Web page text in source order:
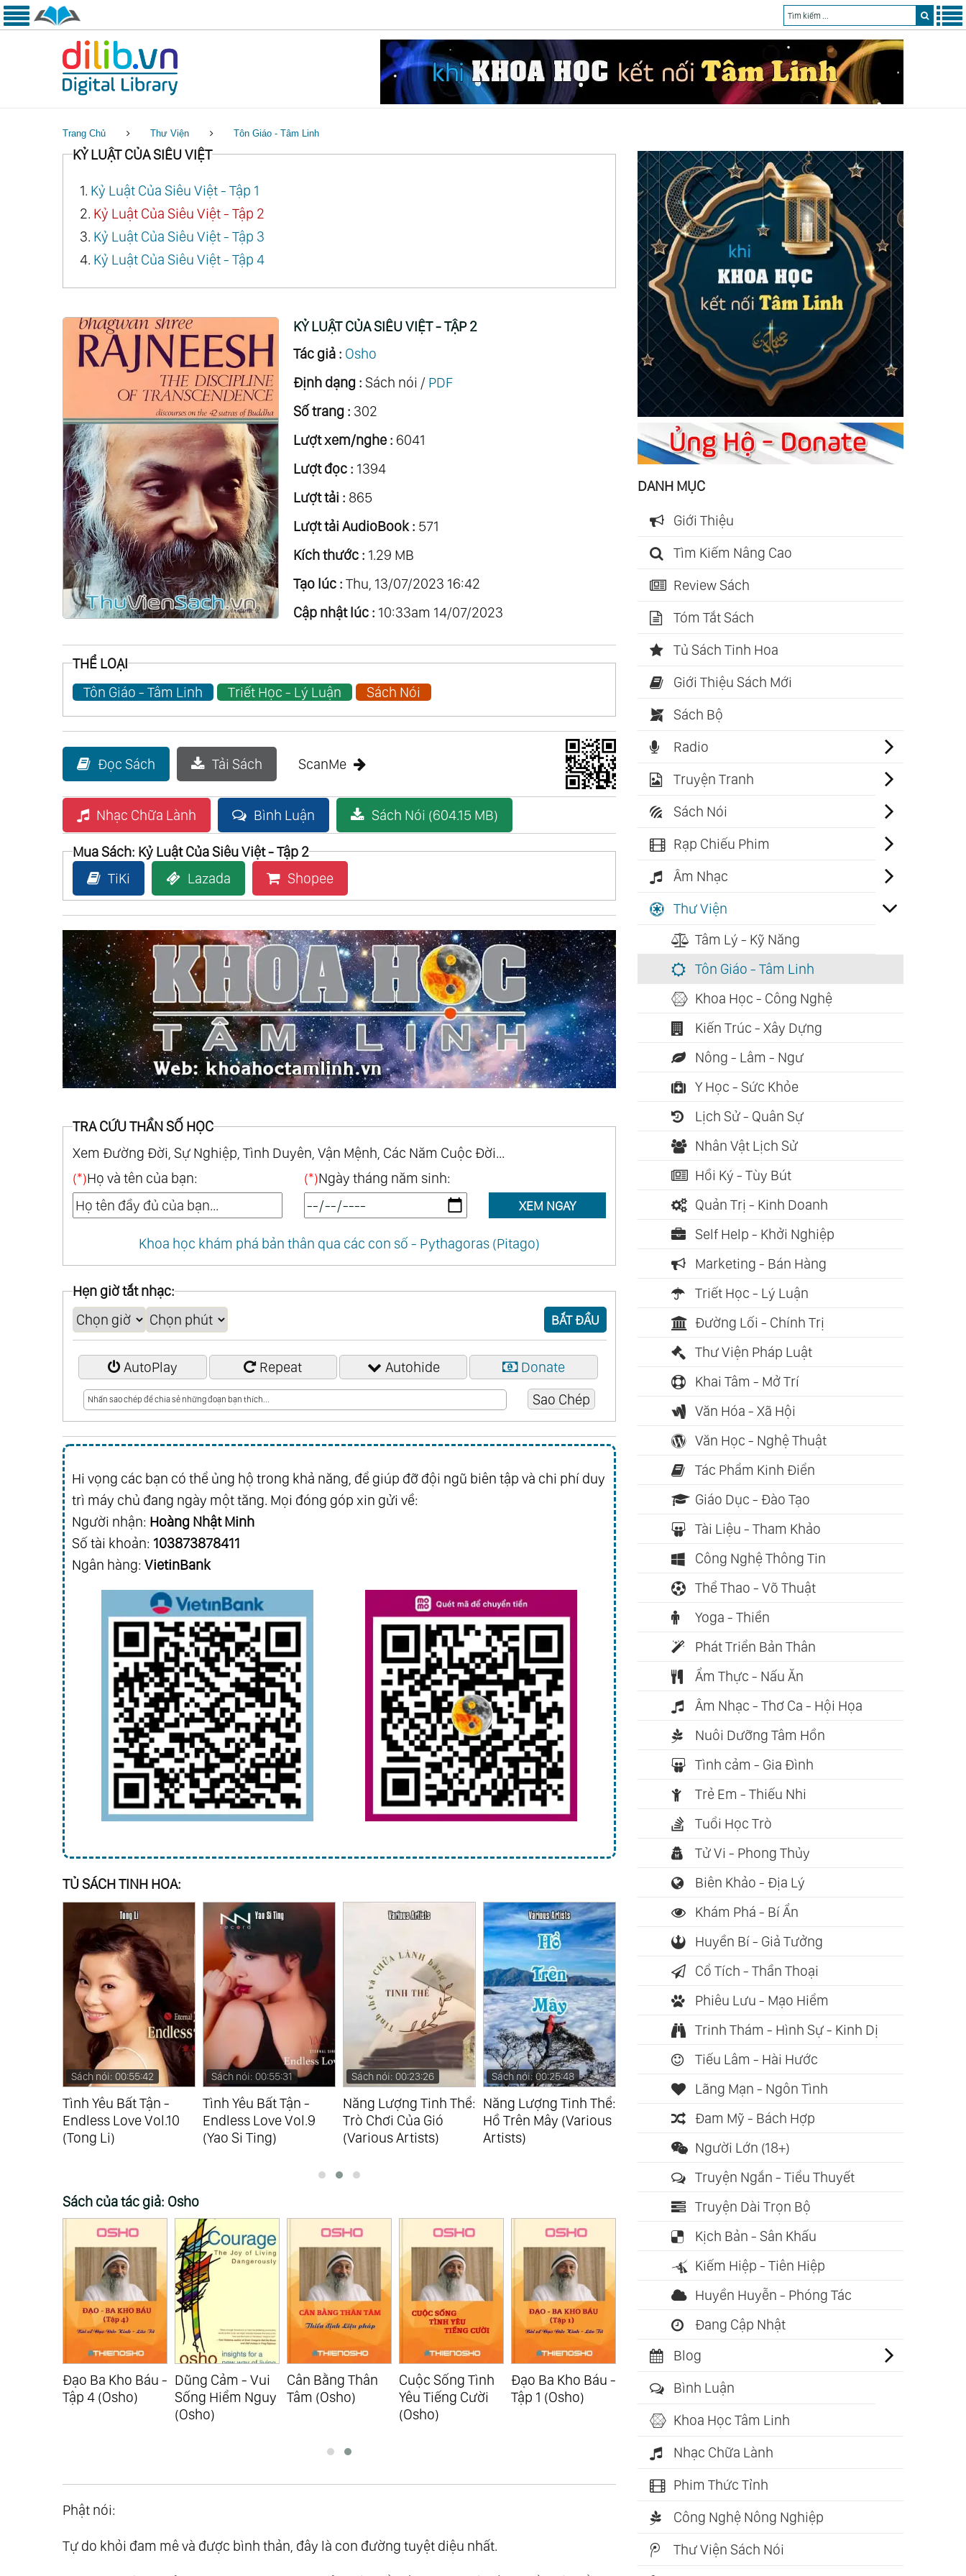
Trang Chủ Thư Viện Tôn Giáo - Tâm Linh
KỶ LUẬT CỦA SIÊU VIỆT
1. Kỷ Luật Của Siêu Việt - Tập 1
2. Kỷ Luật Của Siêu Việt - Tập 2
3. Kỷ Luật Của Siêu Việt - Tập 3
4. Kỷ Luật Của Siêu Việt - Tập 4
KỶ LUẬT CỦA SIÊU VIỆT - TẬP 2
Tác giả : Osho
Định dạng : Sách nói / PDF
Số trang : 302
Lượt xem/nghe : 6041
Lượt đọc : 1394
Lượt tải : 865
Lượt tải AudioBook : 571
Kích thước : 1.29 MB
Tạo lúc : Thu, 13/07/2023 16:42
Cập nhật lúc : 10:33am 14/07/2023
THỂ LOẠI
Tôn Giáo - Tâm Linh
Triết Học - Lý Luận Sách Nói
Đọc Sách Tải Sách ScanMe
Nhạc Chữa Lành Bình Luận Sách Nói (604.15 MB)
Mua Sách: Kỷ Luật Của Siêu Việt - Tập 2
TiKi
Lazada Shopee
TRA CỨU THẦN SỐ HỌC
Xem Đường Đời, Sự Nghiệp, Tình Duyên, Vận Mệnh, Các Năm Cuộc Đời...
(*)Họ và tên của bạn: (*)Ngày tháng năm sinh:
XEM NGAY
Khoa học khám phá bản thân qua các con số - Pythagoras (Pitago)
Hẹn giờ tắt nhạc:
BẮT ĐẦU
AutoPlay Repeat Autohide Donate
Hi vọng các bạn có thể ủng hộ trong khả năng, để giúp đỡ đội ngũ biên tập và chi phí duy
trì máy chủ đang ngày một tăng. Mọi đóng góp xin gửi về:
Người nhận: Hoàng Nhật Minh
Số tài khoản: 103873878411
Ngân hàng: VietinBank
TỦ SÁCH TINH HOA:
Sách nói: 00:55:42
Tình Yêu Bất Tận -
Endless Love Vol.10
(Tong Li)
Sách nói: 00:55:31
Tình Yêu Bất Tận -
Endless Love Vol.9
(Yao Si Ting)
Sách nói: 00:23:26
Năng Lượng Tinh Thể:
Trò Chơi Của Gió
(Various Artists)
Sách nói: 00:25:48
Năng Lượng Tinh Thể:
Hồ Trên Mây (Various
Artists)
Lời Của Núi (Various
Tình Yêu Của Đất
Sách của tác giả: Osho
Dũng Cảm - Vui
Sống Hiểm Nguy
Cân Bằng Thân
Tâm (Osho)
Cuộc Sống Tình
Yêu Tiếng Cười
Đạo Ba Kho Báu -
Tập 1 (Osho)
Đạo Ba Kho Báu -
Tập 2 (Osho)
Đạo Ba Kho Báu -
Tập 3 (Osho)
Phật nói:
Tự do khỏi đam mê và được bình thản, đây là con đường tuyệt diệu nhất.
DANH MỤC
Giới Thiệu
Tìm Kiếm Nâng Cao
Review Sách
Tóm Tắt Sách
Tủ Sách Tinh Hoa
Giới Thiệu Sách Mới
Sách Bộ
Radio
Truyện Tranh
Sách Nói
Rạp Chiếu Phim
Âm Nhạc
Thư Viện
Tâm Lý - Kỹ Năng
Tôn Giáo - Tâm Linh
Khoa Học - Công Nghệ
Kiến Trúc - Xây Dựng
Nông - Lâm - Ngư
Y Học - Sức Khỏe
Lịch Sử - Quân Sự
Nhân Vật Lịch Sử
Hồi Ký - Tùy Bút
Quản Trị - Kinh Doanh
Self Help - Khởi Nghiệp
Marketing - Bán Hàng
Triết Học - Lý Luận
Đường Lối - Chính Trị
Thư Viện Pháp Luật
Khai Tâm - Mở Trí
Văn Hóa - Xã Hội
Văn Học - Nghệ Thuật
Tác Phẩm Kinh Điển
Giáo Dục - Đào Tạo
Tài Liệu - Tham Khảo
Công Nghệ Thông Tin
Thể Thao - Võ Thuật
Yoga - Thiền
Phát Triển Bản Thân
Ẩm Thực - Nấu Ăn
Âm Nhạc - Thơ Ca - Hội Họa
Nuôi Dưỡng Tâm Hồn
Tình cảm - Gia Đình
Trẻ Em - Thiếu Nhi
Tuổi Học Trò
Tử Vi - Phong Thủy
Biên Khảo - Địa Lý
Khám Phá - Bí Ẩn
Huyền Bí - Giả Tưởng
Cổ Tích - Thần Thoại
Phiêu Lưu - Mạo Hiểm
Trinh Thám - Hình Sự - Kinh Dị
Tiếu Lâm - Hài Hước
Lãng Mạn - Ngôn Tình
Đam Mỹ - Bách Hợp
Người Lớn (18+)
Truyện Ngắn - Tiểu Thuyết
Truyện Dài Trọn Bộ
Kịch Bản - Sân Khấu
Kiếm Hiệp - Tiên Hiệp
Huyền Huyễn - Phóng Tác
Đang Cập Nhật
Blog
Bình Luận
Khoa Học Tâm Linh
Nhạc Chữa Lành
Phim Thức Tỉnh
Công Nghệ Nông Nghiệp
Thư Viện Sách Nói